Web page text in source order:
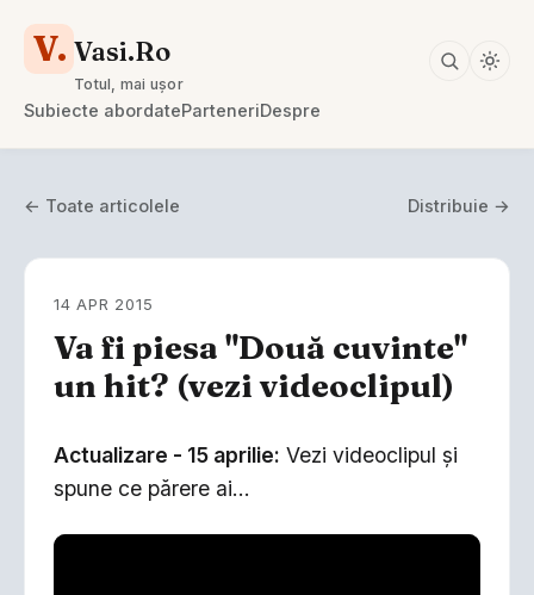
V. Vasi.Ro
Totul, mai ușor
Subiecte abordateParteneriDespre
← Toate articolele Distribuie →
14 APR 2015
Va fi piesa "Două cuvinte"
un hit? (vezi videoclipul)
Actualizare - 15 aprilie: Vezi videoclipul şi
spune ce părere ai...